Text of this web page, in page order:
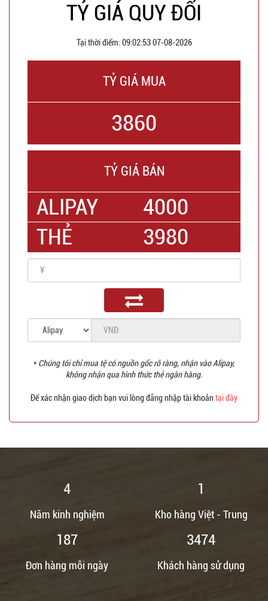
TỶ GIÁ QUY ĐỔI
Tại thời điểm:09:02:53 07-08-2026
TỶ GIÁ MUA
3860
TỶ GIÁ BÁN
ALIPAY
4000
THẺ
3980
* Chúng tôi chỉ mua tệ có nguồn gốc rõ ràng, nhận vào Alipay,
không nhận qua hình thức thẻ ngân hàng.
Để xác nhận giao dịch bạn vui lòng đăng nhập tài khoản tại đây
5
Năm kinh nghiệm
1
Kho hàng Việt - Trung
220
Đơn hàng mỗi ngày
4087
Khách hàng sử dụng